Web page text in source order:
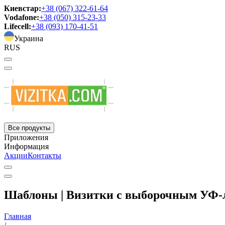
Киевстар:+38 (067) 322-61-64
Vodafone:+38 (050) 315-23-33
Lifecell:+38 (093) 170-41-51
Украина
RUS
Все продукты
Приложения
Информация
АкцииКонтакты
Шаблоны | Визитки с выборочным УФ-
Главная